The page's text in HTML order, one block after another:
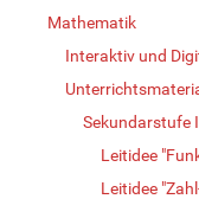
Mathematik
Interaktiv und
Sekundarstufe I
Leitidee
Leitidee